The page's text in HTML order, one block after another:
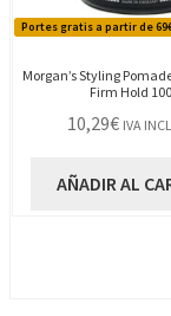
Portes gratis a partir de
Morgan’s Styling
Firm Hold
10,29€ IVA
AÑADIR AL